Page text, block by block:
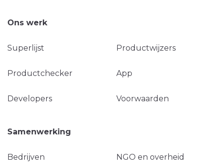
Ons werk
Superlijst Productwijzers
Productchecker App
Developers Voorwaarden
Samenwerking
Bedrijven NGO en overheid